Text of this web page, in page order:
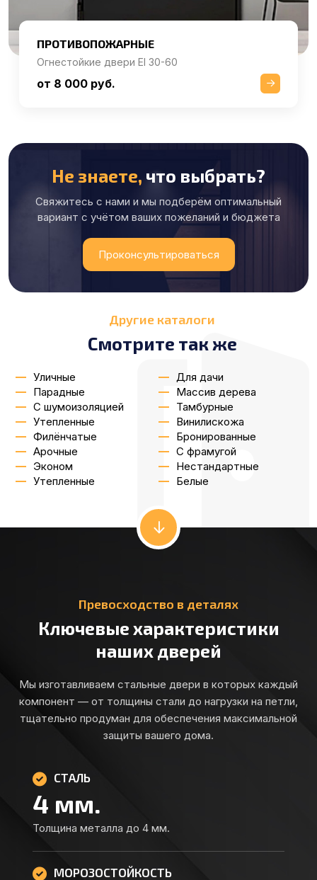
ПРОТИВОПОЖАРНЫЕ
Огнестойкие двери EI 30-60
от 8 000 руб.
Не знаете, что выбрать?
Свяжитесь с нами и мы подберём оптимальный
вариант с учётом ваших пожеланий и бюджета
Проконсультироваться
Другие каталоги
Смотрите так же
Уличные
Для дачи
Парадные
Массив дерева
С шумоизоляцией
Тамбурные
Утепленные
Винилискожа
Филёнчатые
Бронированные
Арочные
С фрамугой
Эконом
Нестандартные
Утепленные
Белые
Превосходство в деталях
Ключевые характеристики
наших дверей
Мы изготавливаем стальные двери в которых каждый
компонент — от толщины стали до нагрузки на петли,
тщательно продуман для обеспечения максимальной
защиты вашего дома.
СТАЛЬ
4 мм.
Толщина металла до 4 мм.
МОРОЗОСТОЙКОСТЬ